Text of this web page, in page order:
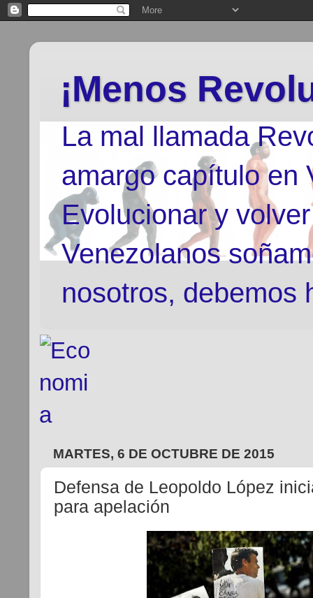
¡Menos
La mal llamada
amargo capítulo en
Evolucionar y
Venezolanos
nosotros, debemos
MARTES, 6 DE OCTUBRE DE 2015
Defensa de Leopoldo López
para apelación